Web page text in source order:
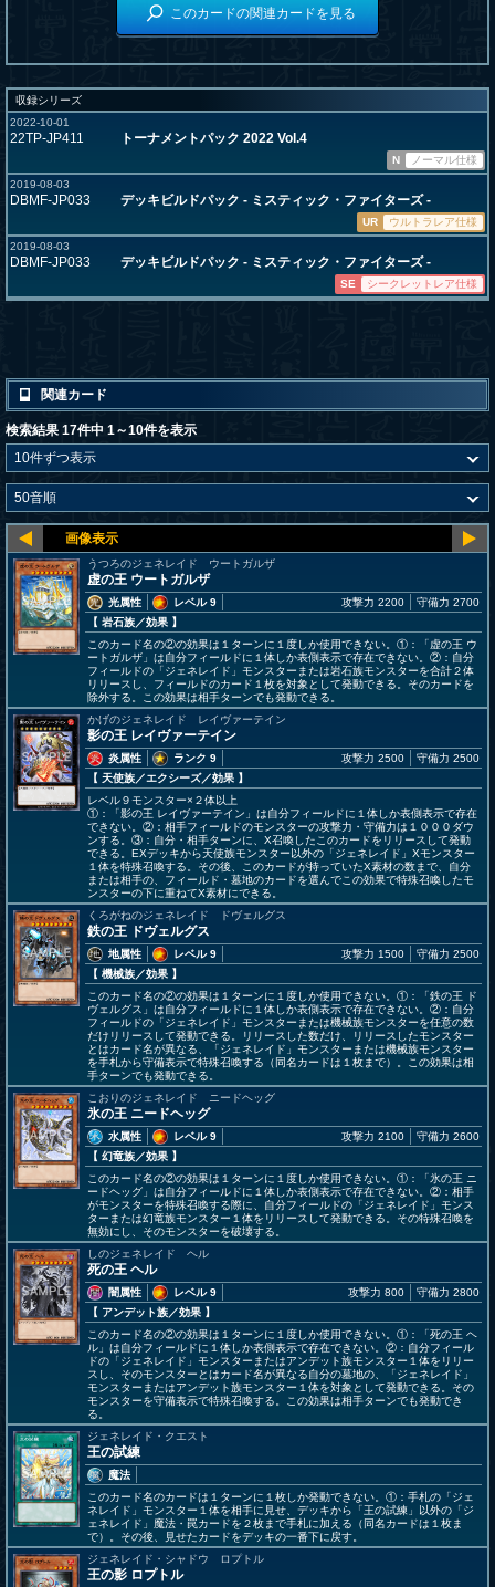
このカードの関連カードを見る
収録シリーズ
2022-10-01
22TP-JP411 トーナメントパック 2022 Vol.4
N
ノーマル仕様
2019-08-03
DBMF-JP033 デッキビルドパック - ミスティック・ファイターズ -
UR
ウルトラレア仕様
2019-08-03
DBMF-JP033 デッキビルドパック - ミスティック・ファイターズ -
SE シークレットレア仕様
関連カード
検索結果 17件中 1～10件を表示
うつろのジェネレイド ウートガルザ
虚の王 ウートガルザ
光属性
レベル 9
【 岩石族／効果 】
攻撃力 2200 守備力 2700
このカード名の②の効果は１ターンに１度しか使用できない。①：「虚の王 ウ
ートガルザ」は自分フィールドに１体しか表側表示で存在できない。②：自分
フィールドの「ジェネレイド」モンスターまたは岩石族モンスターを合計２体
リリースし、フィールドのカード１枚を対象として発動できる。そのカードを
除外する。この効果は相手ターンでも発動できる。
かげのジェネレイド レイヴァーテイン
影の王 レイヴァーテイン
炎属性
ランク 9
【 天使族／エクシーズ／効果 】
攻撃力 2500 守備力 2500
レベル９モンスター×２体以上
①：「影の王 レイヴァーテイン」は自分フィールドに１体しか表側表示で存在
できない。②：相手フィールドのモンスターの攻撃力・守備力は１０００ダウ
ンする。③：自分・相手ターンに、X召喚したこのカードをリリースして発動
できる。EXデッキから天使族モンスター以外の「ジェネレイド」Xモンスター
１体を特殊召喚する。その後、このカードが持っていたX素材の数まで、自分
または相手の、フィールド・墓地のカードを選んでこの効果で特殊召喚したモ
ンスターの下に重ねてX素材にできる。
くろがねのジェネレイド ドヴェルグス
鉄の王 ドヴェルグス
地属性
レベル 9
【 機械族／効果 】
攻撃力 1500 守備力 2500
このカード名の②の効果は１ターンに１度しか使用できない。①：「鉄の王 ド
ヴェルグス」は自分フィールドに１体しか表側表示で存在できない。②：自分
フィールドの「ジェネレイド」モンスターまたは機械族モンスターを任意の数
だけリリースして発動できる。リリースした数だけ、リリースしたモンスター
とはカード名が異なる、「ジェネレイド」モンスターまたは機械族モンスター
を手札から守備表示で特殊召喚する（同名カードは１枚まで）。この効果は相
手ターンでも発動できる。
こおりのジェネレイド ニードヘッグ
氷の王 ニードヘッグ
水属性
レベル 9
【 幻竜族／効果 】
攻撃力 2100 守備力 2600
このカード名の②の効果は１ターンに１度しか使用できない。①：「氷の王 ニ
ードヘッグ」は自分フィールドに１体しか表側表示で存在できない。②：相手
がモンスターを特殊召喚する際に、自分フィールドの「ジェネレイド」モンス
ターまたは幻竜族モンスター１体をリリースして発動できる。その特殊召喚を
無効にし、そのモンスターを破壊する。
しのジェネレイド ヘル
死の王 ヘル
闇属性
レベル 9
【 アンデット族／効果 】
攻撃力 800 守備力 2800
このカード名の②の効果は１ターンに１度しか使用できない。①：「死の王 ヘ
ル」は自分フィールドに１体しか表側表示で存在できない。②：自分フィール
ドの「ジェネレイド」モンスターまたはアンデット族モンスター１体をリリー
スし、そのモンスターとはカード名が異なる自分の墓地の、「ジェネレイド」
モンスターまたはアンデット族モンスター１体を対象として発動できる。その
モンスターを守備表示で特殊召喚する。この効果は相手ターンでも発動でき
る。
ジェネレイド・クエスト
王の試練
魔法
このカード名のカードは１ターンに１枚しか発動できない。①：手札の「ジェ
ネレイド」モンスター１体を相手に見せ、デッキから「王の試練」以外の「ジ
ェネレイド」魔法・罠カードを２枚まで手札に加える（同名カードは１枚ま
で）。その後、見せたカードをデッキの一番下に戻す。
ジェネレイド・シャドウ ロプトル
王の影 ロプトル